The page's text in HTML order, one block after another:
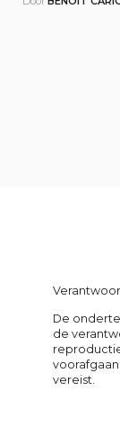
De
de
vereist.